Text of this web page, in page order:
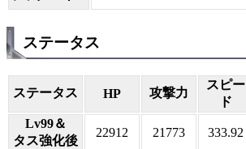
ステータス
ステータス HP 攻撃力
スピー
ド
Lv99＆
タス強化後
22912 21773 333.92